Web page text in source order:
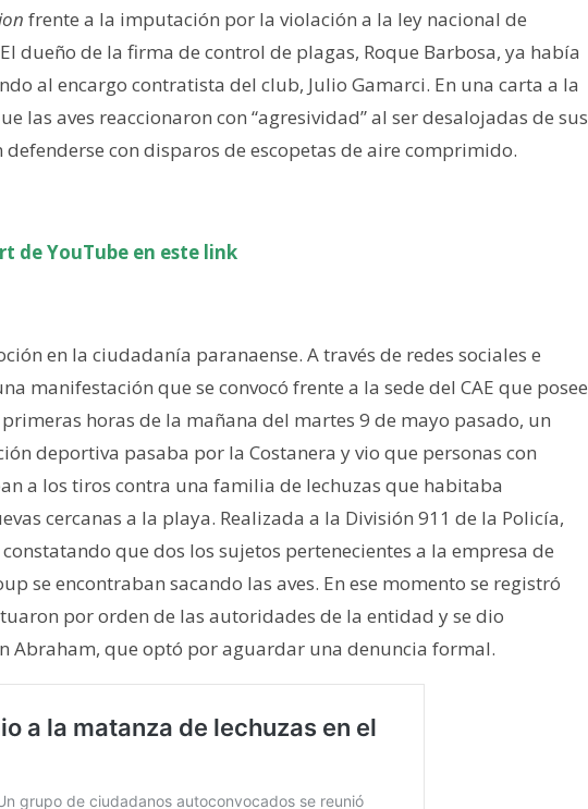
frente a la imputación por la violación a la ley nacional de
dueño de la firma de control de plagas, Roque Barbosa, ya había
al encargo contratista del club, Julio Gamarci. En una carta a la
las aves reaccionaron con “agresividad” al ser desalojadas de sus
con disparos de escopetas de aire comprimido.
de YouTube en este link
en la ciudadanía paranaense. A través de redes sociales e
manifestación que se convocó frente a la sede del CAE que posee
horas de la mañana del martes 9 de mayo pasado, un
deportiva pasaba por la Costanera y vio que personas con
a los tiros contra una familia de lechuzas que habitaba
cercanas a la playa. Realizada a la División 911 de la Policía,
que dos los sujetos pertenecientes a la empresa de
se encontraban sacando las aves. En ese momento se registró
por orden de las autoridades de la entidad y se dio
Abraham, que optó por aguardar una denuncia formal.